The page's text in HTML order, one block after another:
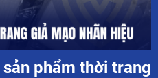
phẩm thời trang